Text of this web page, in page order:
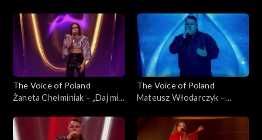
22 listopada 2025
„The Voice of Poland”, Live 3,
22 listopada 2025
The Voice of Poland
Żaneta Chełminiak – „Daj mi
Poland”, Live 3, 22 listopada
2025
The Voice of Poland
Mateusz Włodarczyk –
„The Voice of Poland”, Live 3,
22 listopada 2025